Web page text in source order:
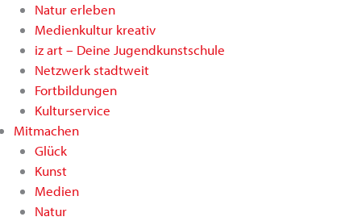
Natur erleben
Medienkultur kreativ
iz art – Deine Jugendkunstschule
Netzwerk stadtweit
Fortbildungen
Kulturservice
Mitmachen
Glück
Kunst
Medien
Natur